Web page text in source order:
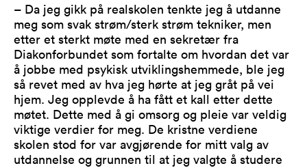
– Da jeg gikk på realskolen tenkte jeg å utdanne
meg som svak strøm/sterk strøm tekniker, men
etter et sterkt møte med en sekretær fra
Diakonforbundet som fortalte om hvordan det var
å jobbe med psykisk utviklingshemmede, ble jeg
så revet med av hva jeg hørte at jeg gråt på vei
hjem. Jeg opplevde å ha fått et kall etter dette
møtet. Dette med å gi omsorg og pleie var veldig
viktige verdier for meg. De kristne verdiene
skolen stod for var avgjørende for mitt valg av
utdannelse og grunnen til at jeg valgte å studere